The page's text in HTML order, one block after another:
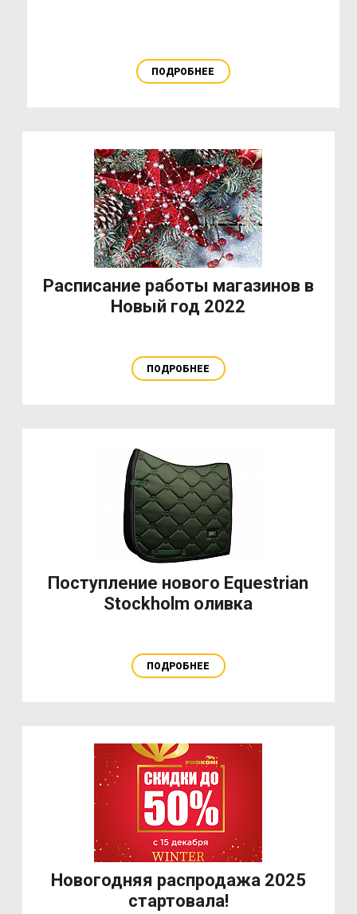
ПОДРОБНЕЕ
Расписание работы магазинов в
Новый год 2022
ПОДРОБНЕЕ
Поступление нового Equestrian
Stockholm оливка
ПОДРОБНЕЕ
Новогодняя распродажа 2025
стартовала!